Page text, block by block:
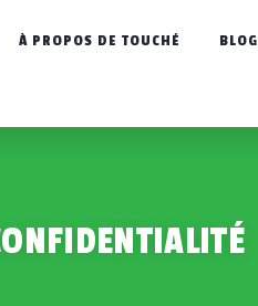
À PROPOS DE TOUCHÉ BLOG